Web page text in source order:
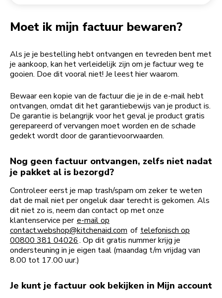
Moet ik mijn factuur bewaren?
Als je je bestelling hebt ontvangen en tevreden bent met
je aankoop, kan het verleidelijk zijn om je factuur weg te
gooien. Doe dit vooral niet! Je leest hier waarom.
Bewaar een kopie van de factuur die je in de e-mail hebt
ontvangen, omdat dit het garantiebewijs van je product is.
De garantie is belangrijk voor het geval je product gratis
gerepareerd of vervangen moet worden en de schade
gedekt wordt door de garantievoorwaarden.
Nog geen factuur ontvangen, zelfs niet nadat
je pakket al is bezorgd?
Controleer eerst je map trash/spam om zeker te weten
dat de mail niet per ongeluk daar terecht is gekomen. Als
dit niet zo is, neem dan contact op met onze
klantenservice per e-mail op
contact.webshop@kitchenaid.com of telefonisch op
00800 381 04026. Op dit gratis nummer krijg je
ondersteuning in je eigen taal (maandag t/m vrijdag van
8.00 tot 17.00 uur.)
Je kunt je factuur ook bekijken in Mijn account